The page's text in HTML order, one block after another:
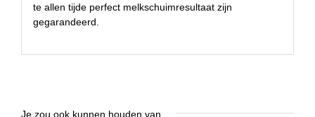
te allen tijde perfect melkschuimresultaat zijn
gegarandeerd.
Je zou ook kunnen houden van …